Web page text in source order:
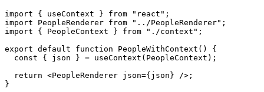
import { useContext } from "react";
import PeopleRenderer from "../PeopleRenderer";
import { PeopleContext } from "./context";
export default function PeopleWithContext() {
}